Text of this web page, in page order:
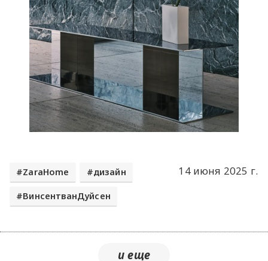
14 июня 2025 г.
ZaraHome дизайн
ВинсентванДуйсен